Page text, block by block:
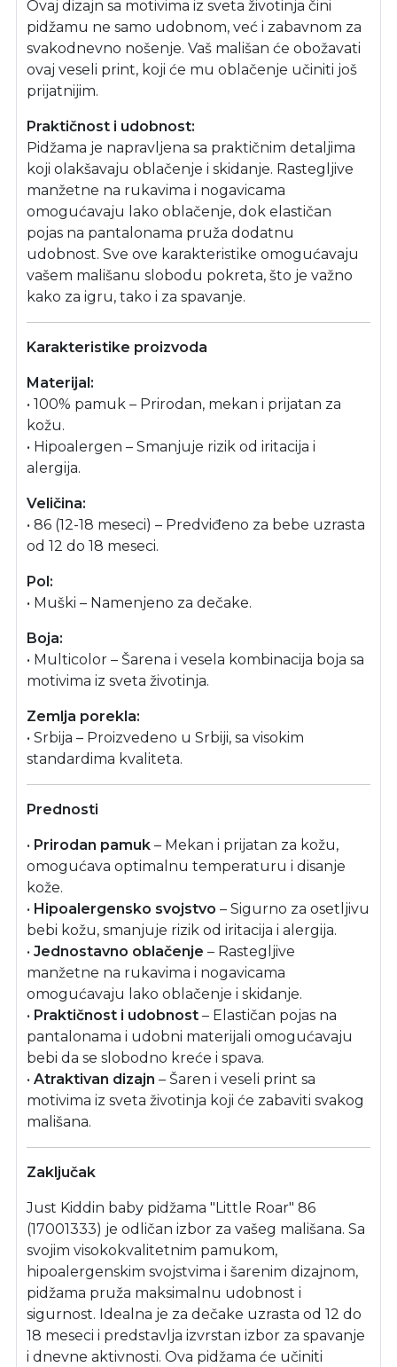
Ovaj dizajn sa motivima iz sveta životinja čini
pidžamu ne samo udobnom, već i zabavnom za
svakodnevno nošenje. Vaš mališan će obožavati
ovaj veseli print, koji će mu oblačenje učiniti još
prijatnijim.
Praktičnost i udobnost:
Pidžama je napravljena sa praktičnim detaljima
koji olakšavaju oblačenje i skidanje. Rastegljive
manžetne na rukavima i nogavicama
omogućavaju lako oblačenje, dok elastičan
pojas na pantalonama pruža dodatnu
udobnost. Sve ove karakteristike omogućavaju
vašem mališanu slobodu pokreta, što je važno
kako za igru, tako i za spavanje.
Karakteristike proizvoda
Materijal:
• 100% pamuk – Prirodan, mekan i prijatan za
kožu.
• Hipoalergen – Smanjuje rizik od iritacija i
alergija.
Veličina:
• 86 (12-18 meseci) – Predviđeno za bebe uzrasta
od 12 do 18 meseci.
Pol:
• Muški – Namenjeno za dečake.
Boja:
• Multicolor – Šarena i vesela kombinacija boja sa
motivima iz sveta životinja.
Zemlja porekla:
• Srbija – Proizvedeno u Srbiji, sa visokim
standardima kvaliteta.
Prednosti
• Prirodan pamuk – Mekan i prijatan za kožu,
omogućava optimalnu temperaturu i disanje
kože.
• Hipoalergensko svojstvo – Sigurno za osetljivu
bebi kožu, smanjuje rizik od iritacija i alergija.
•Jednostavno oblačenje – Rastegljive
manžetne na rukavima i nogavicama
omogućavaju lako oblačenje i skidanje.
• Praktičnost i udobnost – Elastičan pojas na
pantalonama i udobni materijali omogućavaju
bebi da se slobodno kreće i spava.
•Atraktivan dizajn – Šaren i veseli print sa
motivima iz sveta životinja koji će zabaviti svakog
mališana.
Zaključak
Just Kiddin baby pidžama "Little Roar" 86
(17001333) je odličan izbor za vašeg mališana. Sa
svojim visokokvalitetnim pamukom,
hipoalergenskim svojstvima i šarenim dizajnom,
pidžama pruža maksimalnu udobnost i
sigurnost. Idealna je za dečake uzrasta od 12 do
18 meseci i predstavlja izvrstan izbor za spavanje
i dnevne aktivnosti. Ova pidžama će učiniti